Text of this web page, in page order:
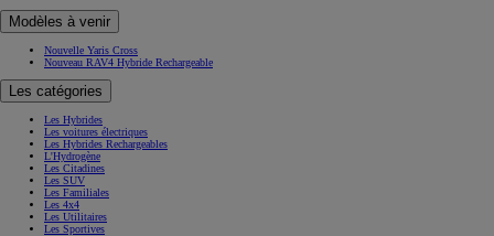
Modèles à venir
Nouvelle Yaris Cross
Nouveau RAV4 Hybride Rechargeable
Les catégories
Les Hybrides
Les voitures électriques
Les Hybrides Rechargeables
L'Hydrogène
Les Citadines
Les SUV
Les Familiales
Les 4x4
Les Utilitaires
Les Sportives